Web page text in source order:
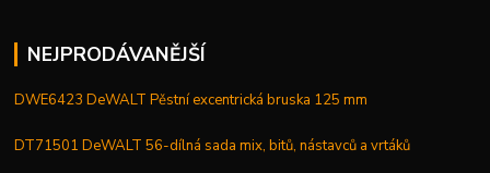
NEJPRODÁVANĚJŠÍ
DWE6423 DeWALT Pěstní excentrická bruska 125 mm
DT71501 DeWALT 56-dílná sada mix, bitů, nástavců a vrtáků